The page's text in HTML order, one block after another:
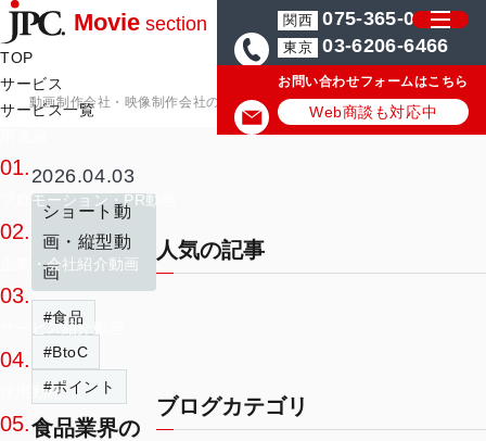
Movie section
TOP
サービス
サービス一覧
01.
プロモーション・PR動画
02.
企業・会社紹介動画
03.
サービス紹介動画
04.
採用動画
05.
関西 075-365-0571
東京 03-6206-6466
お問い合わせフォームはこちら
Web商談も対応中
動画制作会社・映像制作会社のJPC 動画制作・映像制作お役立ちマガ
2026.04.03
ショート動
画・縦型動
画
#食品
#BtoC
#ポイント
食品業界の
人気の記事
ブログカテゴリ